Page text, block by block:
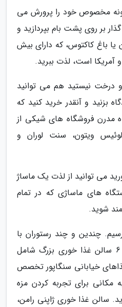
مخصوص خود را پرورش می
بر روی پشت بام بپردازید و
یا باغ کاکتوس، که دارای بیش
درخت نیستید هم می توانید
بزنید و آنقدر خرید کنید که
مدرن فروشگاه های شیکی از
ویتون، سنت لوران و
می توانید از لذت یک ماساژ
های ماساژی که در تمام
شوید.
چندین و چند رستوران با
غذاهای خوشمزه و لذیذ و 6 سالن غذا خوری بزرگ شامل
خیابانی سنگاپور تخصص
مکانی برای تجربه کردن مزه
سالن غذا خوری ژاپنی رامن،